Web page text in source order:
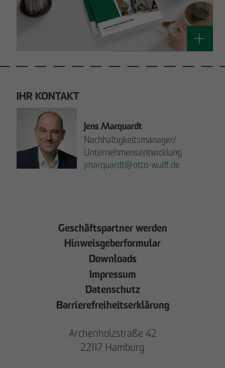
IHR KONTAKT
Jens Marquardt
Nachhaltigkeitsmanager/
Unternehmensentwicklung
jmarquardt@otto-wulff.de
Geschäftspartner werden
Hinweisgeberformular
Downloads
Impressum
Datenschutz
Barrierefreiheitserklärung
Archenholzstraße 42
22117 Hamburg